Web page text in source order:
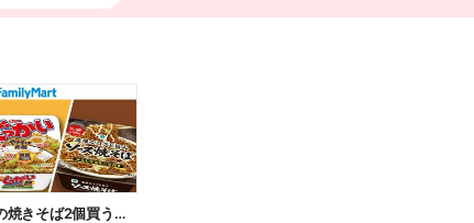
【おトク】対象の焼きそば2個買うと100円引き!